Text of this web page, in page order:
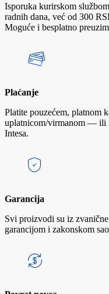
Isporuka kurirskom
radnih dana, već od 300
Moguće i besplatno
Plaćanje
Platite pouzećem, platnom
uplatnicom/virmanom — ili
Intesa.
Garancija
Svi proizvodi su iz
garancijom i zakonskom